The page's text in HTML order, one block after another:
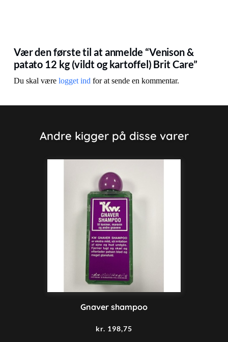
Vær den første til at anmelde “Venison &
patato 12 kg (vildt og kartoffel) Brit Care”
Du skal være logget ind for at sende en kommentar.
Andre kigger på disse varer
Gnaver shampoo
kr. 198,75